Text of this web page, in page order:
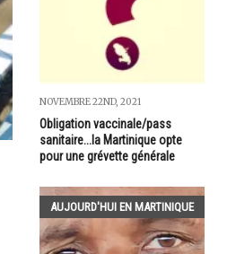
NOVEMBRE 22ND, 2021
Obligation vaccinale/pass
sanitaire...la Martinique opte
pour une grévette générale
AUJOURD'HUI EN MARTINIQUE